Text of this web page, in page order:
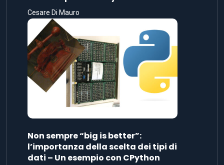
Cesare Di Mauro
Non sempre “big is better”:
l’importanza della scelta dei tipi di
dati – Un esempio con CPython